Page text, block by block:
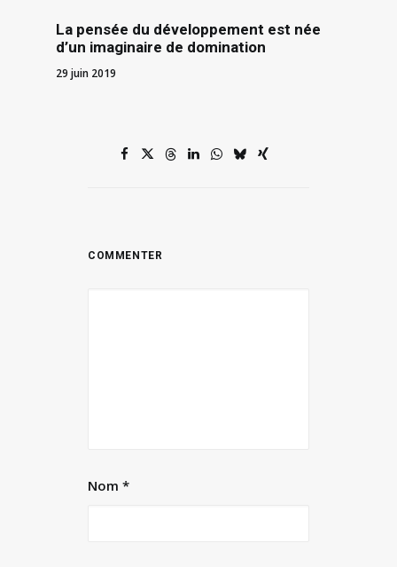
La pensée du développement est née
d’un imaginaire de domination
29 juin 2019
Nom *